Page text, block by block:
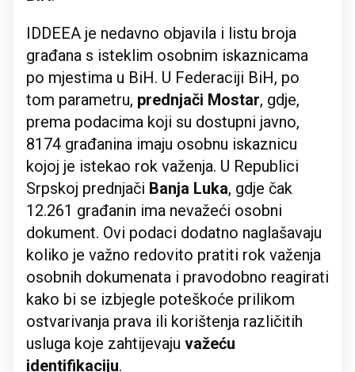
IDDEEA je nedavno objavila i listu broja
građana s isteklim osobnim iskaznicama
po mjestima u BiH. U Federaciji BiH, po
tom parametru, prednjači Mostar, gdje,
prema podacima koji su dostupni javno,
8174 građanina imaju osobnu iskaznicu
kojoj je istekao rok važenja. U Republici
Srpskoj prednjači Banja Luka, gdje čak
12.261 građanin ima nevažeći osobni
dokument. Ovi podaci dodatno naglašavaju
koliko je važno redovito pratiti rok važenja
osobnih dokumenata i pravodobno reagirati
kako bi se izbjegle poteškoće prilikom
ostvarivanja prava ili korištenja različitih
usluga koje zahtijevaju važeću
identifikaciju.